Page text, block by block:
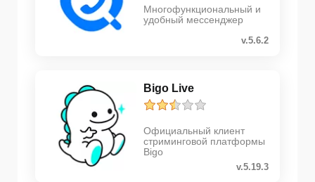
Многофункциональный и
удобный мессенджер
v.5.6.2
Bigo Live
Официальный клиент
стриминговой платформы
Bigo
v.5.19.3